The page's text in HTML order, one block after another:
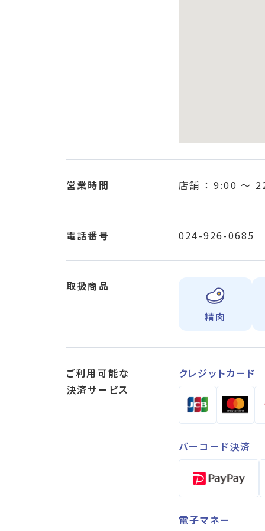
営業時間 店舗 ： 9:00 〜
電話番号 024-926-0685
取扱商品
精肉
ご利用可能な
決済サービス
クレジットカード
バーコード決済
電子マネー